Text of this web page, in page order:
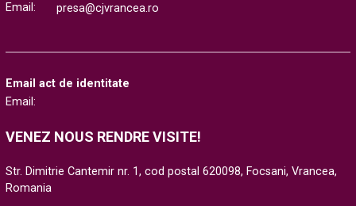
Email:
presa@cjvrancea.ro
Email act de identitate
Email:
VENEZ NOUS RENDRE VISITE!
Str. Dimitrie Cantemir nr. 1, cod postal 620098, Focsani, Vrancea,
Romania